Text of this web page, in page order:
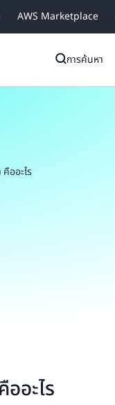
AWS Marketplace
การค้นหา
ออะไร
อะไร